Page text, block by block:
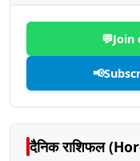
💬Join
📢
दैनिक राशिफल